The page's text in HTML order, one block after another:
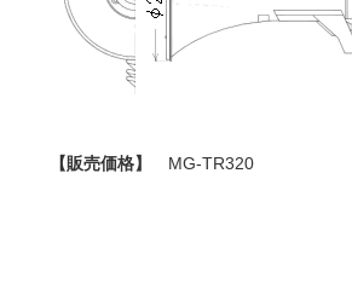
【販売価格】 MG-TR320